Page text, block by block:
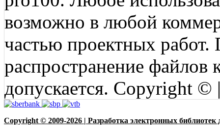
возможно в любой
частью проектных
распространение файлов
допускается. Copyright
Copyright © 2009-2026 | Разработка электронных библиотек